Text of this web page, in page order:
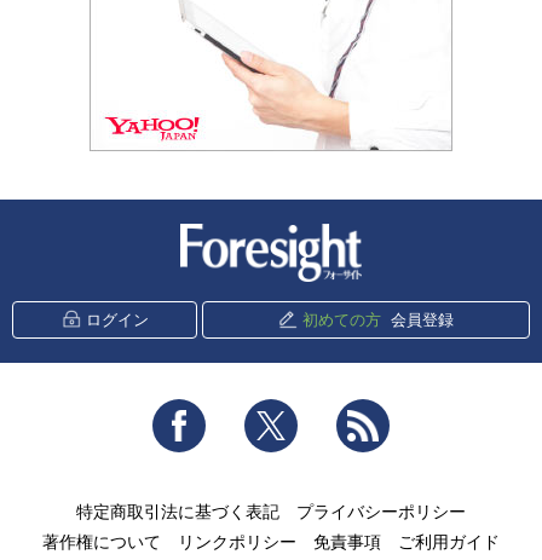
ログイン 初めての方 会員登録
Facebook Twitter
特定商取引法に基づく表記
プライバシーポリシー
著作権について
リンクポリシー 免責事項 ご利用ガイド